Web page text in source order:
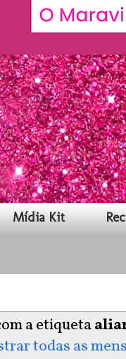
Mídia Kit
a etiqueta
todas as